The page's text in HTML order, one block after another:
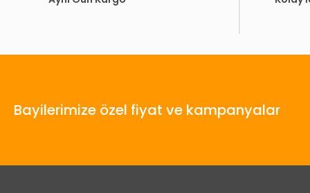
Bayilerimize özel fiyat ve kampanyalar